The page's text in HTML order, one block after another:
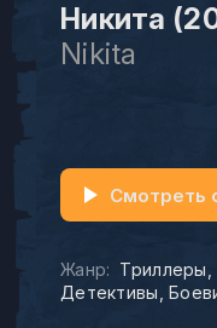
Никита
Nikita
Жанр: Триллеры
Детективы
Смотреть